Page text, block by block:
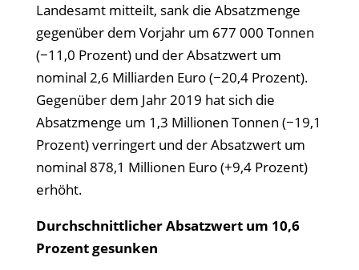
Landesamt mitteilt, sank die Absatzmenge
gegenüber dem Vorjahr um 677 000 Tonnen
(−11,0 Prozent) und der Absatzwert um
nominal 2,6 Milliarden Euro (−20,4 Prozent).
Gegenüber dem Jahr 2019 hat sich die
Absatzmenge um 1,3 Millionen Tonnen (−19,1
Prozent) verringert und der Absatzwert um
nominal 878,1 Millionen Euro (+9,4 Prozent)
erhöht.
Durchschnittlicher Absatzwert um 10,6
Prozent gesunken